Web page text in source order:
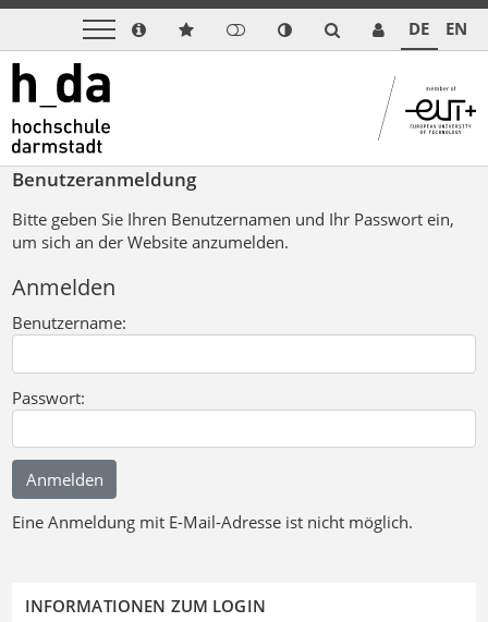
DE EN
Benutzeranmeldung
Bitte geben Sie Ihren Benutzernamen und Ihr Passwort ein,
um sich an der Website anzumelden.
Anmelden
Benutzername:
Passwort:
Eine Anmeldung mit E-Mail-Adresse ist nicht möglich.
INFORMATIONEN ZUM LOGIN